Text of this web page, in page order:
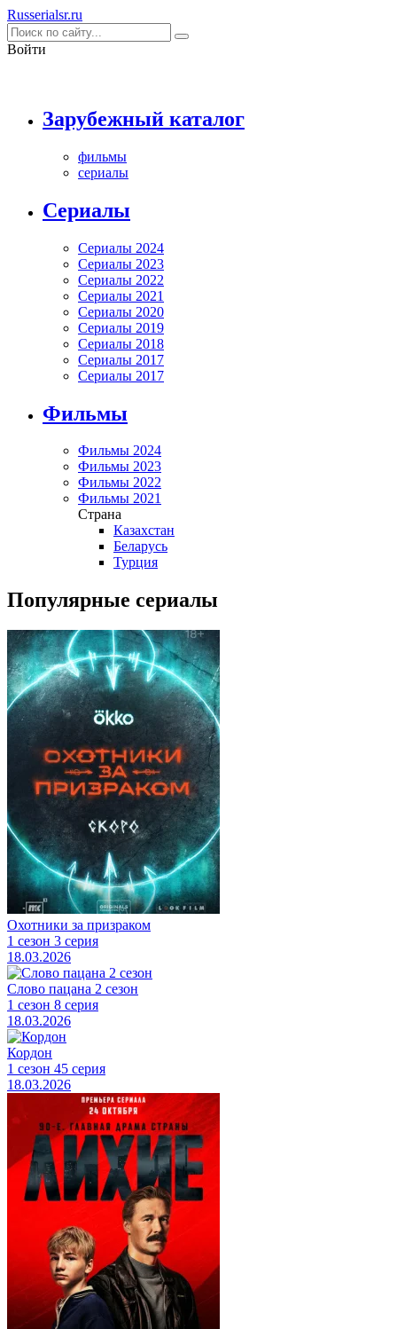
Russerialsr.ru
Войти
Зарубежный каталог
фильмы
сериалы
Cериалы
Сериалы 2024
Сериалы 2023
Сериалы 2022
Сериалы 2021
Сериалы 2020
Сериалы 2019
Сериалы 2018
Сериалы 2017
Сериалы 2017
Фильмы
Фильмы 2024
Фильмы 2023
Фильмы 2022
Фильмы 2021
Страна
Казахстан
Беларусь
Турция
Популярные сериалы
Охотники за призраком
1 сезон 3 серия
18.03.2026
Слово пацана 2 сезон
1 сезон 8 серия
18.03.2026
Кордон
1 сезон 45 серия
18.03.2026